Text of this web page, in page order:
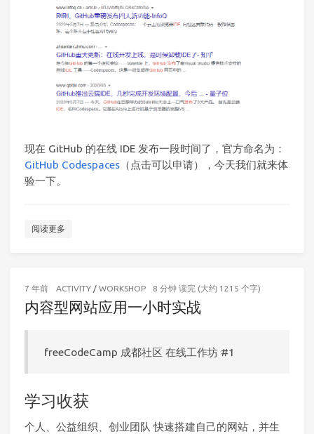
现在 GitHub 的在线 IDE 发布一段时间了，官方命名为：
GitHub Codespaces （点击可以申请），今天我们就来体
验一下。
阅读更多
7 年前 ACTIVITY/ WORKSHOP 8 分钟 读完 (大约 1215 个字)
内容型网站应用一小时实战
freeCodeCamp 成都社区 在线工作坊 #1
学习收获
个人、公益组织、创业团队 快速搭建自己的网站，并生